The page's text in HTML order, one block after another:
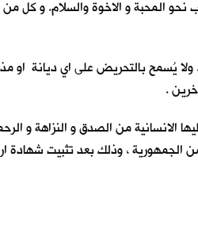
المحبة و الاخوة والسلام. و كل من
ولا يُسمح بالتحريض على اي ديانة او
.
الانسانية من الصدق و النزاهة و
، وذلك بعد تثبيت شهادة